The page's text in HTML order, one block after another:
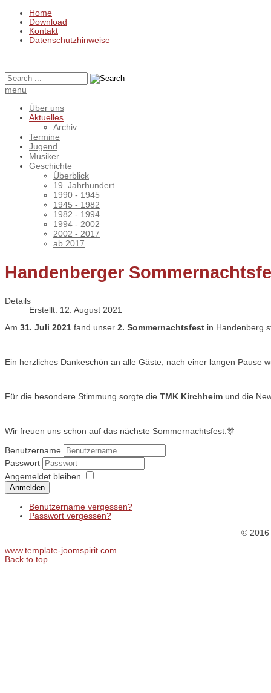
Home
Download
Kontakt
Datenschutzhinweise
menu
Über uns
Aktuelles
Archiv
Termine
Jugend
Musiker
Geschichte
Überblick
19. Jahrhundert
1990 - 1945
1945 - 1982
1982 - 1994
1994 - 2002
2002 - 2017
ab 2017
Handenberger
Details
Erstellt: 12. August 2021
Am 31. Juli 2021 fand unser 2. Sommernachtsfest in Handenberg
Ein herzliches Dankeschön an alle Gäste, nach einer langen Pause
Für die besondere Stimmung sorgte die TMK Kirchheim und die
Wir freuen uns schon auf das nächste Sommernachtsfest.🎊
Benutzername
Passwort
Angemeldet bleiben
Anmelden
Benutzername vergessen?
Passwort vergessen?
© 2016
www.template-joomspirit.com
Back to top